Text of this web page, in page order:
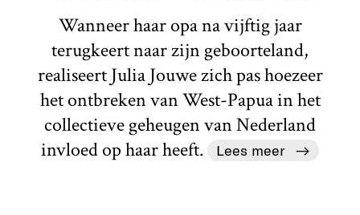
Wanneer haar opa na vijftig jaar
terugkeert naar zijn geboorteland,
realiseert Julia Jouwe zich pas hoezeer
het ontbreken van West-Papua in het
collectieve geheugen van Nederland
invloed op haar heeft.
Lees meer